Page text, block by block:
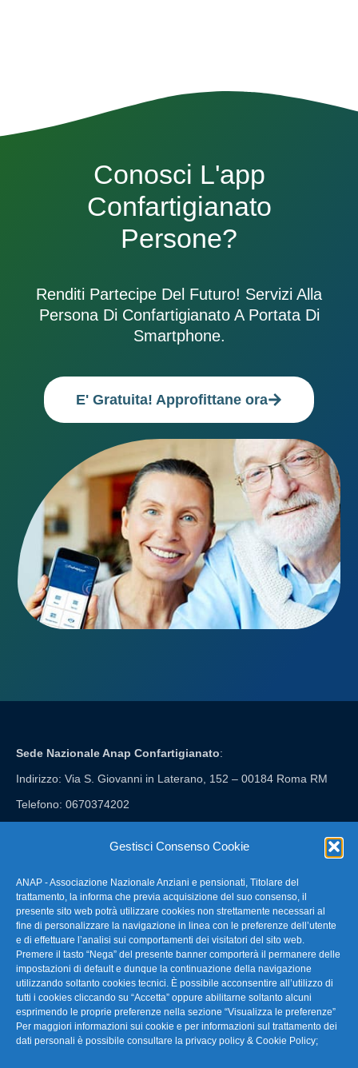
Gestisci Consenso Cookie
ANAP - Associazione Nazionale Anziani e pensionati, Titolare del
trattamento, la informa che previa acquisizione del suo consenso, il
presente sito web potrà utilizzare cookies non strettamente necessari al
fine di personalizzare la navigazione in linea con le preferenze dell’utente
e di effettuare l’analisi sui comportamenti dei visitatori del sito web.
Premere il tasto “Nega” del presente banner comporterà il permanere delle
impostazioni di default e dunque la continuazione della navigazione
utilizzando soltanto cookies tecnici. È possibile acconsentire all’utilizzo di
tutti i cookies cliccando su “Accetta” oppure abilitarne soltanto alcuni
esprimendo le proprie preferenze nella sezione “Visualizza le preferenze”
Per maggiori informazioni sui cookie e per informazioni sul trattamento dei
dati personali è possibile consultare la privacy policy & Cookie Policy;
Conosci L'app
Confartigianato
Persone?
Renditi Partecipe Del Futuro! Servizi Alla
Persona Di Confartigianato A Portata Di
Smartphone.
E' Gratuita! Approfittane ora
Sede Nazionale Anap Confartigianato:
Indirizzo: Via S. Giovanni in Laterano, 152 – 00184 Roma RM
Telefono: 0670374202
FAQ – Domande Frequenti
La nostra Newsletter
Link Utili
TG Confartigianato
Privacy & Cookie Policy